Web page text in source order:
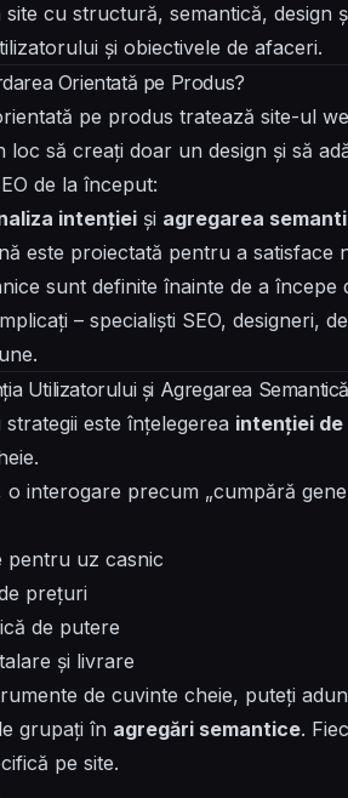
cu structură, semantică, design
și obiectivele de afaceri.
Orientată pe Produs?
pe produs tratează site-ul
loc să creați doar un design și să
de la început:
intenției și agregarea
este proiectată pentru a satisface
sunt definite înainte de a începe
– specialiști SEO, designeri,
Utilizatorului și Agregarea Semantică
strategii este înțelegerea intenției
o interogare precum „cumpără
pentru uz casnic
prețuri
de putere
și livrare
de cuvinte cheie, puteți
grupați în agregări semantice.
pe site.